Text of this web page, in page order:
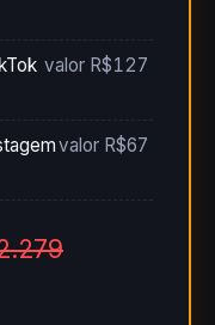
valor R$127
valor R$67